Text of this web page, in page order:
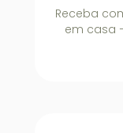
Receba
em casa